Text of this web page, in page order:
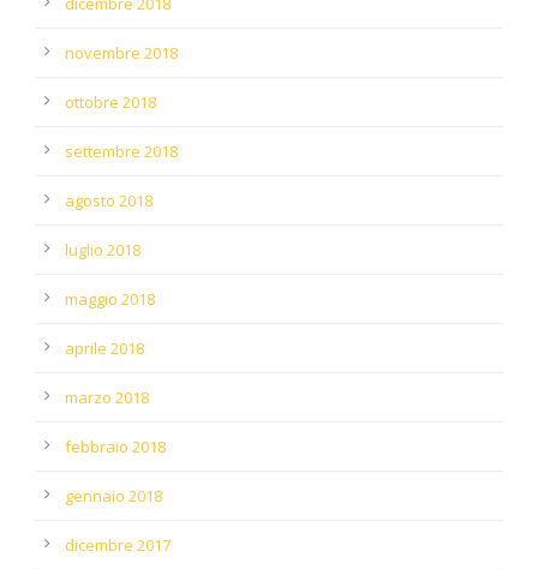
novembre 2018
ottobre 2018
settembre 2018
agosto 2018
luglio 2018
maggio 2018
aprile 2018
marzo 2018
febbraio 2018
gennaio 2018
dicembre 2017